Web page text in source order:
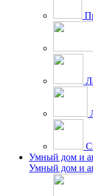
Умный дом и
Умный дом и